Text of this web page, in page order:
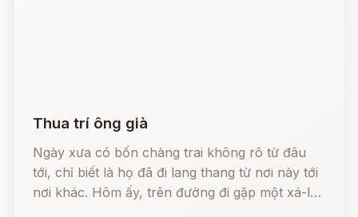
Thua trí ông già
Ngày xưa có bốn chàng trai không rõ từ đâu
tới, chỉ biết là họ đã đi lang thang từ nơi này tới
nơi khác. Hôm ấy, trên đường đi gặp một xá-la